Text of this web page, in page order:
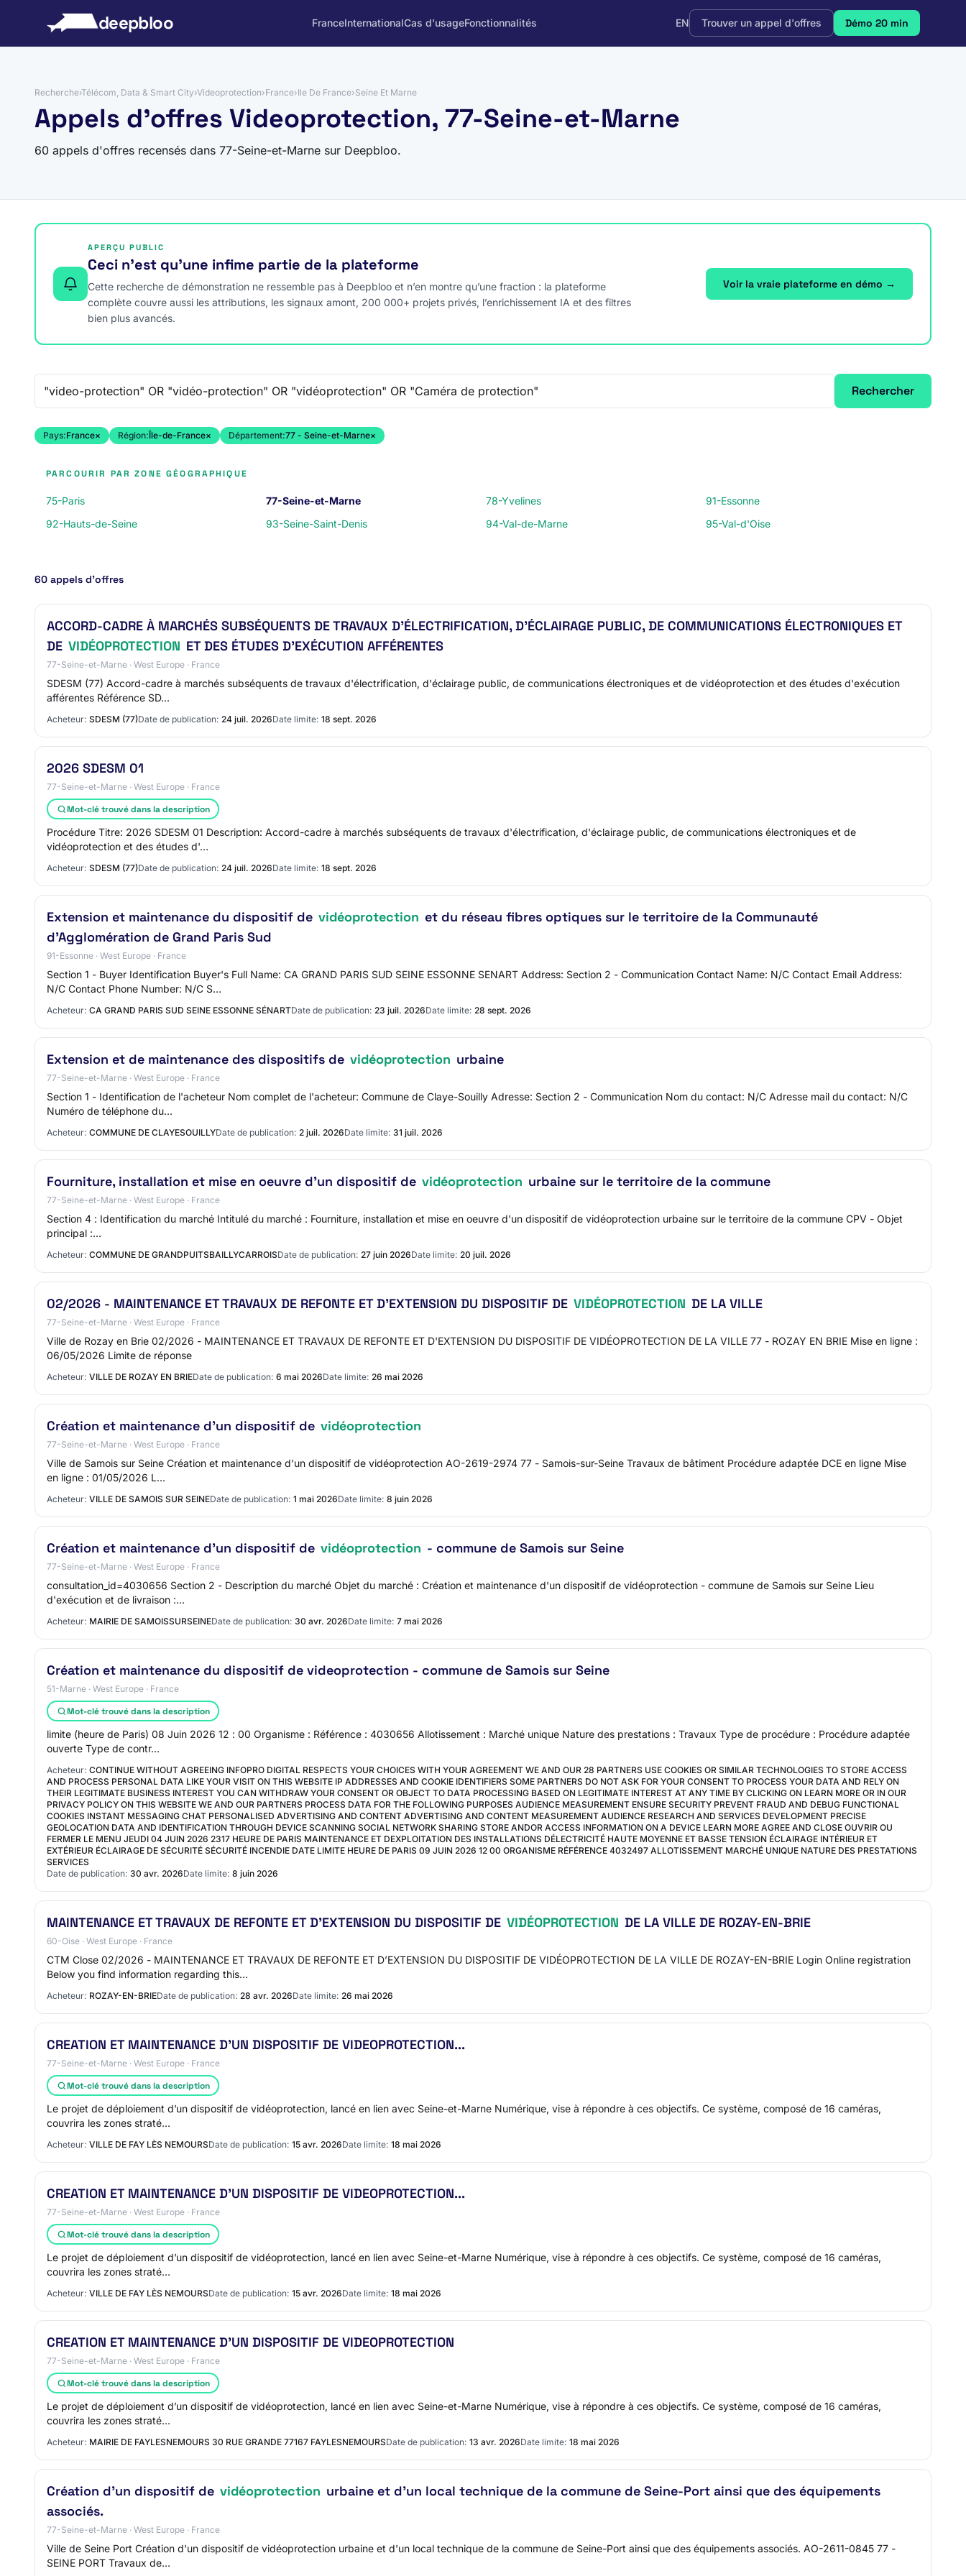
deepbloo FranceInternationalCas d'usageFonctionnalités EN Trouver un appel d'offres Démo 20 min
Recherche›Télécom, Data & Smart City›Videoprotection›France›Ile De France›Seine Et Marne
Appels d'offres Videoprotection, 77-Seine-et-Marne
60 appels d'offres recensés dans 77-Seine-et-Marne sur Deepbloo.
APERÇU PUBLIC
Ceci n’est qu’une infime partie de la plateforme
Cette recherche de démonstration ne ressemble pas à Deepbloo et n’en montre qu’une fraction : la plateforme
complète couvre aussi les attributions, les signaux amont, 200 000+ projets privés, l’enrichissement IA et des filtres
bien plus avancés.
Voir la vraie plateforme en démo →
Rechercher
Pays:France× Région:Île-de-France× Département:77 - Seine-et-Marne×
PARCOURIR PAR ZONE GÉOGRAPHIQUE
75-Paris 77-Seine-et-Marne 78-Yvelines
91-Essonne
92-Hauts-de-Seine
93-Seine-Saint-Denis 94-Val-de-Marne 95-Val-d'Oise
60 appels d’offres
ACCORD-CADRE À MARCHÉS SUBSÉQUENTS DE TRAVAUX D'ÉLECTRIFICATION, D'ÉCLAIRAGE PUBLIC, DE COMMUNICATIONS ÉLECTRONIQUES ET
DE VIDÉOPROTECTION ET DES ÉTUDES D'EXÉCUTION AFFÉRENTES
77-Seine-et-Marne · West Europe · France
SDESM (77) Accord-cadre à marchés subséquents de travaux d'électrification, d'éclairage public, de communications électroniques et de vidéoprotection et des études d'exécution
afférentes Référence SD…
Acheteur: SDESM (77)Date de publication: 24 juil. 2026Date limite: 18 sept. 2026
2026 SDESM 01
77-Seine-et-Marne · West Europe · France
Mot-clé trouvé dans la description
Procédure Titre: 2026 SDESM 01 Description: Accord-cadre à marchés subséquents de travaux d'électrification, d'éclairage public, de communications électroniques et de
vidéoprotection et des études d'…
Acheteur: SDESM (77)Date de publication: 24 juil. 2026Date limite: 18 sept. 2026
Extension et maintenance du dispositif de vidéoprotection et du réseau fibres optiques sur le territoire de la Communauté
d'Agglomération de Grand Paris Sud
91-Essonne · West Europe · France
Section 1 - Buyer Identification Buyer's Full Name: CA GRAND PARIS SUD SEINE ESSONNE SENART Address: Section 2 - Communication Contact Name: N/C Contact Email Address:
N/C Contact Phone Number: N/C S…
Acheteur: CA GRAND PARIS SUD SEINE ESSONNE SÉNARTDate de publication: 23 juil. 2026Date limite: 28 sept. 2026
Extension et de maintenance des dispositifs de vidéoprotection urbaine
77-Seine-et-Marne · West Europe · France
Section 1 - Identification de l'acheteur Nom complet de l'acheteur: Commune de Claye-Souilly Adresse: Section 2 - Communication Nom du contact: N/C Adresse mail du contact: N/C
Numéro de téléphone du…
Acheteur: COMMUNE DE CLAYESOUILLYDate de publication: 2 juil. 2026Date limite: 31 juil. 2026
Fourniture, installation et mise en oeuvre d'un dispositif de vidéoprotection urbaine sur le territoire de la commune
77-Seine-et-Marne · West Europe · France
Section 4 : Identification du marché Intitulé du marché : Fourniture, installation et mise en oeuvre d'un dispositif de vidéoprotection urbaine sur le territoire de la commune CPV - Objet
principal :…
Acheteur: COMMUNE DE GRANDPUITSBAILLYCARROISDate de publication: 27 juin 2026Date limite: 20 juil. 2026
02/2026 - MAINTENANCE ET TRAVAUX DE REFONTE ET D'EXTENSION DU DISPOSITIF DE VIDÉOPROTECTION DE LA VILLE
77-Seine-et-Marne · West Europe · France
Ville de Rozay en Brie 02/2026 - MAINTENANCE ET TRAVAUX DE REFONTE ET D'EXTENSION DU DISPOSITIF DE VIDÉOPROTECTION DE LA VILLE 77 - ROZAY EN BRIE Mise en ligne :
06/05/2026 Limite de réponse
Acheteur: VILLE DE ROZAY EN BRIEDate de publication: 6 mai 2026Date limite: 26 mai 2026
Création et maintenance d'un dispositif de vidéoprotection
77-Seine-et-Marne · West Europe · France
Ville de Samois sur Seine Création et maintenance d'un dispositif de vidéoprotection AO-2619-2974 77 - Samois-sur-Seine Travaux de bâtiment Procédure adaptée DCE en ligne Mise
en ligne : 01/05/2026 L…
Acheteur: VILLE DE SAMOIS SUR SEINEDate de publication: 1 mai 2026Date limite: 8 juin 2026
Création et maintenance d'un dispositif de vidéoprotection - commune de Samois sur Seine
77-Seine-et-Marne · West Europe · France
consultation_id=4030656 Section 2 - Description du marché Objet du marché : Création et maintenance d'un dispositif de vidéoprotection - commune de Samois sur Seine Lieu
d'exécution et de livraison :…
Acheteur: MAIRIE DE SAMOISSURSEINEDate de publication: 30 avr. 2026Date limite: 7 mai 2026
Création et maintenance du dispositif de videoprotection - commune de Samois sur Seine
51-Marne · West Europe · France
Mot-clé trouvé dans la description
limite (heure de Paris) 08 Juin 2026 12 : 00 Organisme : Référence : 4030656 Allotissement : Marché unique Nature des prestations : Travaux Type de procédure : Procédure adaptée
ouverte Type de contr…
Acheteur: CONTINUE WITHOUT AGREEING INFOPRO DIGITAL RESPECTS YOUR CHOICES WITH YOUR AGREEMENT WE AND OUR 28 PARTNERS USE COOKIES OR SIMILAR TECHNOLOGIES TO STORE ACCESS
AND PROCESS PERSONAL DATA LIKE YOUR VISIT ON THIS WEBSITE IP ADDRESSES AND COOKIE IDENTIFIERS SOME PARTNERS DO NOT ASK FOR YOUR CONSENT TO PROCESS YOUR DATA AND RELY ON
THEIR LEGITIMATE BUSINESS INTEREST YOU CAN WITHDRAW YOUR CONSENT OR OBJECT TO DATA PROCESSING BASED ON LEGITIMATE INTEREST AT ANY TIME BY CLICKING ON LEARN MORE OR IN OUR
PRIVACY POLICY ON THIS WEBSITE WE AND OUR PARTNERS PROCESS DATA FOR THE FOLLOWING PURPOSES AUDIENCE MEASUREMENT ENSURE SECURITY PREVENT FRAUD AND DEBUG FUNCTIONAL
COOKIES INSTANT MESSAGING CHAT PERSONALISED ADVERTISING AND CONTENT ADVERTISING AND CONTENT MEASUREMENT AUDIENCE RESEARCH AND SERVICES DEVELOPMENT PRECISE
GEOLOCATION DATA AND IDENTIFICATION THROUGH DEVICE SCANNING SOCIAL NETWORK SHARING STORE ANDOR ACCESS INFORMATION ON A DEVICE LEARN MORE AGREE AND CLOSE OUVRIR OU
FERMER LE MENU JEUDI 04 JUIN 2026 2317 HEURE DE PARIS MAINTENANCE ET DEXPLOITATION DES INSTALLATIONS DÉLECTRICITÉ HAUTE MOYENNE ET BASSE TENSION ÉCLAIRAGE INTÉRIEUR ET
EXTÉRIEUR ÉCLAIRAGE DE SÉCURITÉ SÉCURITÉ INCENDIE DATE LIMITE HEURE DE PARIS 09 JUIN 2026 12 00 ORGANISME RÉFÉRENCE 4032497 ALLOTISSEMENT MARCHÉ UNIQUE NATURE DES PRESTATIONS
SERVICES
Date de publication: 30 avr. 2026Date limite: 8 juin 2026
MAINTENANCE ET TRAVAUX DE REFONTE ET D’EXTENSION DU DISPOSITIF DE VIDÉOPROTECTION DE LA VILLE DE ROZAY-EN-BRIE
60-Oise · West Europe · France
CTM Close 02/2026 - MAINTENANCE ET TRAVAUX DE REFONTE ET D’EXTENSION DU DISPOSITIF DE VIDÉOPROTECTION DE LA VILLE DE ROZAY-EN-BRIE Login Online registration
Below you find information regarding this…
Acheteur: ROZAY-EN-BRIEDate de publication: 28 avr. 2026Date limite: 26 mai 2026
CREATION ET MAINTENANCE D'UN DISPOSITIF DE VIDEOPROTECTION...
77-Seine-et-Marne · West Europe · France
Mot-clé trouvé dans la description
Le projet de déploiement d’un dispositif de vidéoprotection, lancé en lien avec Seine-et-Marne Numérique, vise à répondre à ces objectifs. Ce système, composé de 16 caméras,
couvrira les zones straté…
Acheteur: VILLE DE FAY LÈS NEMOURSDate de publication: 15 avr. 2026Date limite: 18 mai 2026
CREATION ET MAINTENANCE D'UN DISPOSITIF DE VIDEOPROTECTION...
77-Seine-et-Marne · West Europe · France
Mot-clé trouvé dans la description
Le projet de déploiement d’un dispositif de vidéoprotection, lancé en lien avec Seine-et-Marne Numérique, vise à répondre à ces objectifs. Ce système, composé de 16 caméras,
couvrira les zones straté…
Acheteur: VILLE DE FAY LÈS NEMOURSDate de publication: 15 avr. 2026Date limite: 18 mai 2026
CREATION ET MAINTENANCE D'UN DISPOSITIF DE VIDEOPROTECTION
77-Seine-et-Marne · West Europe · France
Mot-clé trouvé dans la description
Le projet de déploiement d’un dispositif de vidéoprotection, lancé en lien avec Seine-et-Marne Numérique, vise à répondre à ces objectifs. Ce système, composé de 16 caméras,
couvrira les zones straté…
Acheteur: MAIRIE DE FAYLESNEMOURS 30 RUE GRANDE 77167 FAYLESNEMOURSDate de publication: 13 avr. 2026Date limite: 18 mai 2026
Création d'un dispositif de vidéoprotection urbaine et d'un local technique de la commune de Seine-Port ainsi que des équipements
associés.
77-Seine-et-Marne · West Europe · France
Ville de Seine Port Création d'un dispositif de vidéoprotection urbaine et d'un local technique de la commune de Seine-Port ainsi que des équipements associés. AO-2611-0845 77 -
SEINE PORT Travaux de…